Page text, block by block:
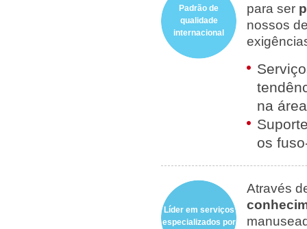
Padrão de
qualidade
internacional
para ser
nossos
na
os
Líder em serviços
especializados por
Através